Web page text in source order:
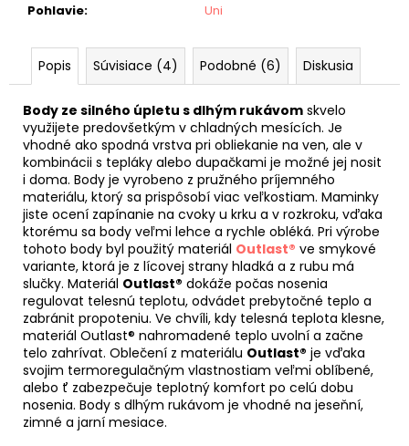
Pohlavie: Uni
Popis Súvisiace (4) Podobné (6) Diskusia
Body ze silného úpletu s dlhým rukávom skvelo
využijete predovšetkým v chladných mesících. Je
vhodné ako spodná vrstva pri obliekanie na ven, ale v
kombinácii s tepláky alebo dupačkami je možné jej nosit
i doma. Body je vyrobeno z pružného príjemného
materiálu, ktorý sa prispôsobí viac veľkostiam. Maminky
jiste ocení zapínanie na cvoky u krku a v rozkroku, vďaka
ktorému sa body veľmi lehce a rychle obléká. Pri výrobe
tohoto body byl použitý materiál Outlast® ve smykové
variante, ktorá je z lícovej strany hladká a z rubu má
slučky. Materiál Outlast® dokáže počas nosenia
regulovat telesnú teplotu, odvádet prebytočné teplo a
zabránit propoteniu. Ve chvíli, kdy telesná teplota klesne,
materiál Outlast® nahromadené teplo uvolní a začne
telo zahrívat. Oblečení z materiálu Outlast® je vďaka
svojim termoregulačným vlastnostiam veľmi oblíbené,
alebo ť zabezpečuje teplotný komfort po celú dobu
nosenia. Body s dlhým rukávom je vhodné na jeseňní,
zimné a jarní mesiace.